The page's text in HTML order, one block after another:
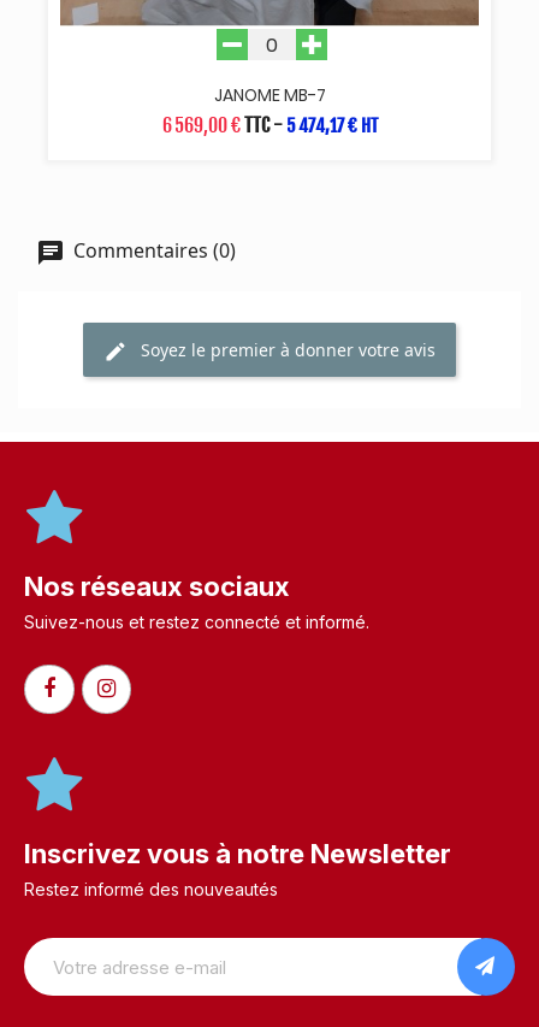
JANOME MB-7
6 569,00 €TTC- 5 474,17 € HT
Commentaires (0)
Soyez le premier à donner votre avis
Nos réseaux sociaux
Suivez-nous et restez connecté et informé.​
Inscrivez vous à notre Newsletter
Restez informé des nouveautés